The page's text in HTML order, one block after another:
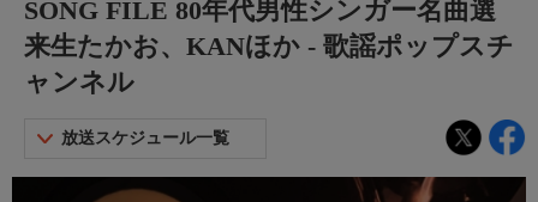
SONG FILE 80年代男性シンガー名曲選
来生たかお、KANほか - 歌謡ポップスチ
ャンネル
放送スケジュール一覧